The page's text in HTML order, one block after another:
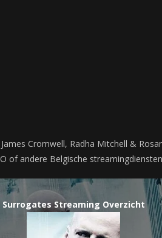
Cromwell, Radha Mitchell &
of andere Belgische
Surrogates Streaming Overzicht